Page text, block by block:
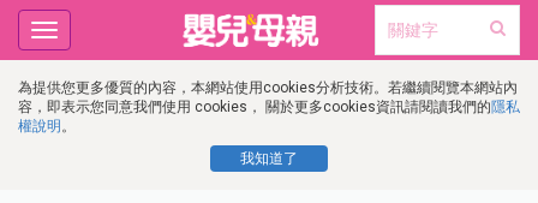
為提供您更多優質的內容，本網站使用cookies分析技術。若繼續閱覽本網站內
容，即表示您同意我們使用 cookies， 關於更多cookies資訊請閱讀我們的隱私
權說明 。
我知道了
Toggle
navigation